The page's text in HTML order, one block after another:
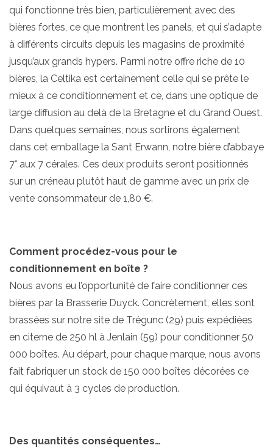
qui fonctionne très bien, particulièrement avec des
bières fortes, ce que montrent les panels, et qui s’adapte
à différents circuits depuis les magasins de proximité
jusqu’aux grands hypers. Parmi notre offre riche de 10
bières, la Celtika est certainement celle qui se prête le
mieux à ce conditionnement et ce, dans une optique de
large diffusion au delà de la Bretagne et du Grand Ouest.
Dans quelques semaines, nous sortirons également
dans cet emballage la Sant Erwann, notre bière d’abbaye
7° aux 7 cérales. Ces deux produits seront positionnés
sur un créneau plutôt haut de gamme avec un prix de
vente consommateur de 1,80 €.
Comment procédez-vous pour le
conditionnement en boîte ?
Nous avons eu l’opportunité de faire conditionner ces
bières par la Brasserie Duyck. Concrètement, elles sont
brassées sur notre site de Trégunc (29) puis expédiées
en citerne de 250 hl à Jenlain (59) pour conditionner 50
000 boîtes. Au départ, pour chaque marque, nous avons
fait fabriquer un stock de 150 000 boîtes décorées ce
qui équivaut à 3 cycles de production.
Des quantités conséquentes…